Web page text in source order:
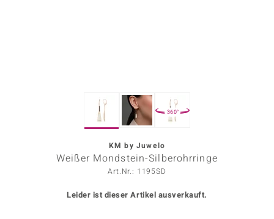
360°
KM by Juwelo
Weißer Mondstein-Silberohrringe
Art.Nr.: 1195SD
Leider ist dieser Artikel ausverkauft.